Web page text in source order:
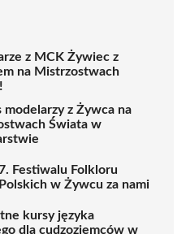
z MCK Żywiec z
na Mistrzostwach
modelarzy z Żywca na
Świata w
Festiwalu Folkloru
w Żywcu za nami
kursy języka
dla cudzoziemców w